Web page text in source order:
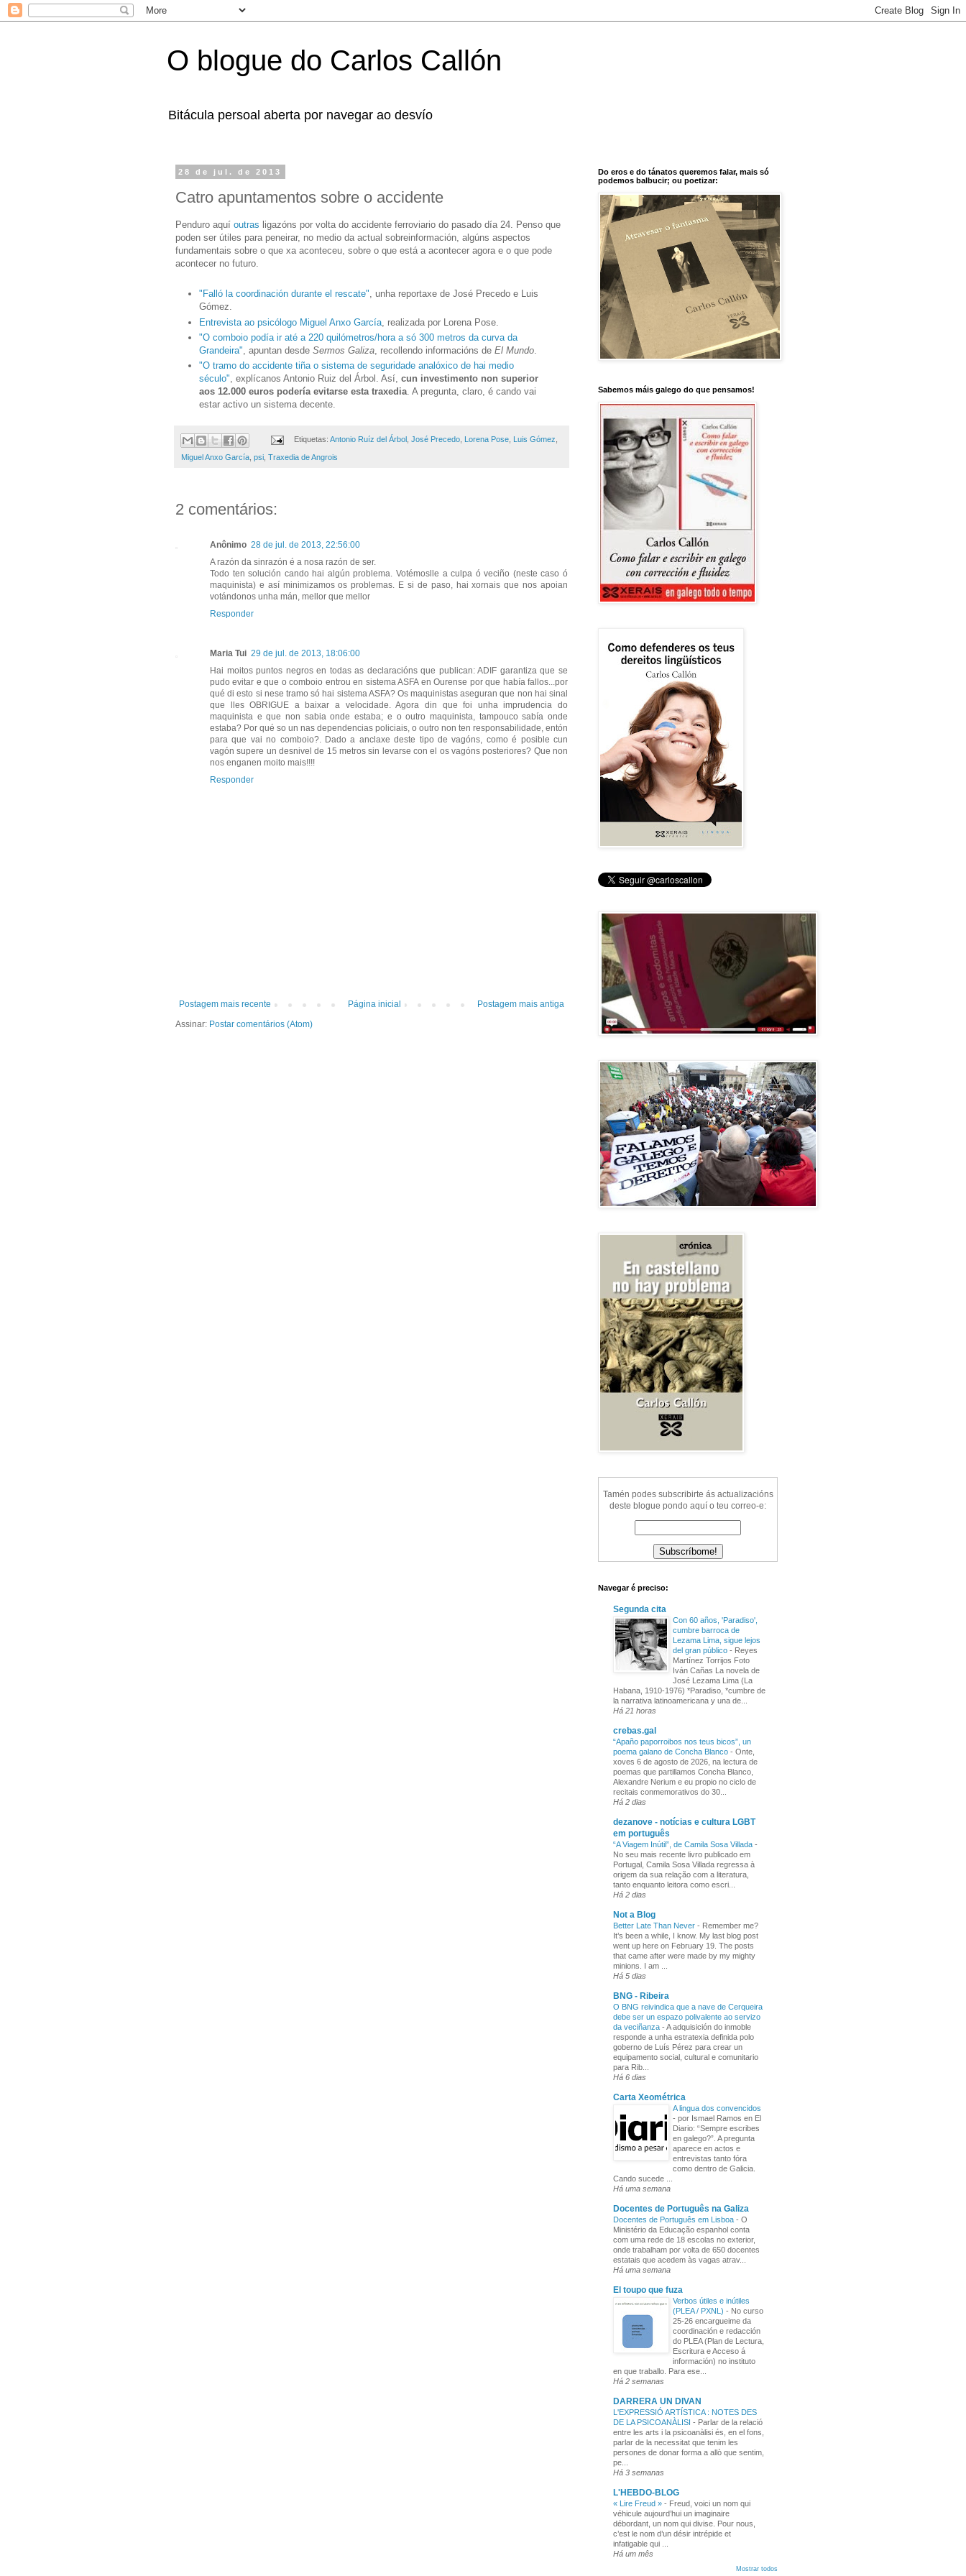
O blogue do Carlos Callón
Bitácula persoal aberta por navegar ao desvío
28 de jul. de 2013
Catro apuntamentos sobre o accidente
Penduro aquí outras ligazóns por volta do accidente ferroviario do pasado día 24. Penso que
poden ser útiles para peneirar, no medio da actual sobreinformación, algúns aspectos
fundamentais sobre o que xa aconteceu, sobre o que está a acontecer agora e o que pode
acontecer no futuro.
"Falló la coordinación durante el rescate", unha reportaxe de José Precedo e Luis
Gómez.
Entrevista ao psicólogo Miguel Anxo García , realizada por Lorena Pose.
"O comboio podía ir até a 220 quilómetros/hora a só 300 metros da curva da
Grandeira" , apuntan desde Sermos Galiza , recollendo informacións de El Mundo
"O tramo do accidente tiña o sistema de seguridade analóxico de hai medio
século", explícanos Antonio Ruiz del Árbol. Así, cun investimento non superior
aos 12.000 euros podería evitarse esta traxedia. A pregunta, claro, é cando vai
estar activo un sistema decente.
Etiquetas: Antonio Ruíz del Árbol José Precedo, Lorena Pose, Luis Gómez
Miguel Anxo García psi Traxedia de Angrois
2 comentários:
Anônimo 28 de jul. de 2013, 22:56:00
A razón da sinrazón é a nosa razón de ser.
Todo ten solución cando hai algún problema. Votémoslle a culpa ó veciño (neste caso ó
maquinista) e así minimizamos os problemas. E si de paso, hai xornais que nos apoian
votándonos unha mán, mellor que mellor
Responder
Maria Tui 29 de jul. de 2013, 18:06:00
Hai moitos puntos negros en todas as declaracións que publican: ADIF garantiza que se
pudo evitar e que o comboio entrou en sistema ASFA en Ourense por que había fallos...por
qué di esto si nese tramo só hai sistema ASFA? Os maquinistas aseguran que non hai sinal
que lles OBRIGUE a baixar a velocidade. Agora din que foi unha imprudencia do
maquinista e que non sabia onde estaba; e o outro maquinista, tampouco sabía onde
estaba? Por qué so un nas dependencias policiais, o outro non ten responsabilidade, entón
para que vai no comboio?. Dado a anclaxe deste tipo de vagóns, como é posible cun
vagón supere un desnivel de 15 metros sin levarse con el os vagóns posteriores? Que non
nos enganen moito mais!!!!
Responder
Postagem mais recente Postagem mais antiga
Página inicial
Assinar: Postar comentários (Atom)
Do eros e do tánatos queremos falar, mais só
podemos balbucir; ou poetizar:
Sabemos máis galego do que pensamos!
Tamén podes subscribirte ás actualizacións
deste blogue pondo aquí o teu correo-e:
Navegar é preciso:
Segunda cita
Con 60 años, 'Paradiso',
cumbre barroca de
Lezama Lima, sigue lejos
del gran público - Reyes
Martínez Torrijos Foto
Iván Cañas La novela de
José Lezama Lima (La
Habana, 1910-1976) *Paradiso, *cumbre de
la narrativa latinoamericana y una de...
Há 21 horas
crebas.gal
“Apaño paporroibos nos teus bicos”, un
poema galano de Concha Blanco - Onte,
xoves 6 de agosto de 2026, na lectura de
poemas que partillamos Concha Blanco,
Alexandre Nerium e eu propio no ciclo de
recitais conmemorativos do 30...
Há 2 dias
dezanove - notícias e cultura LGBT
em português
“A Viagem Inútil”, de Camila Sosa Villada -
No seu mais recente livro publicado em
Portugal, Camila Sosa Villada regressa à
origem da sua relação com a literatura,
tanto enquanto leitora como escri...
Há 2 dias
Not a Blog
Better Late Than Never - Remember me?
It’s been a while, I know. My last blog post
went up here on February 19. The posts
that came after were made by my mighty
minions. I am ...
Há 5 dias
BNG - Ribeira
O BNG reivindica que a nave de Cerqueira
debe ser un espazo polivalente ao servizo
da veciñanza - A adquisición do inmoble
responde a unha estratexia definida polo
goberno de Luís Pérez para crear un
equipamento social, cultural e comunitario
para Rib...
Há 6 dias
Carta Xeométrica
A lingua dos convencidos
- por Ismael Ramos en El
Diario: “Sempre escribes
en galego?”. A pregunta
aparece en actos e
entrevistas tanto fóra
como dentro de Galicia.
Cando sucede ...
Há uma semana
Docentes de Português na Galiza
Docentes de Português em Lisboa - O
Ministério da Educação espanhol conta
com uma rede de 18 escolas no exterior,
onde trabalham por volta de 650 docentes
estatais que acedem às vagas atrav...
Há uma semana
El toupo que fuza
Verbos útiles e inútiles
(PLEA / PXNL) - No curso
25-26 encargueime da
coordinación e redacción
do PLEA (Plan de Lectura,
Escritura e Acceso á
información) no instituto
en que traballo. Para ese...
Há 2 semanas
DARRERA UN DIVAN
L'EXPRESSIÓ ARTÍSTICA : NOTES DES
DE LA PSICOANÀLISI - Parlar de la relació
entre les arts i la psicoanàlisi és, en el fons,
parlar de la necessitat que tenim les
persones de donar forma a allò que sentim,
pe...
Há 3 semanas
L'HEBDO-BLOG
« Lire Freud » - Freud, voici un nom qui
véhicule aujourd’hui un imaginaire
débordant, un nom qui divise. Pour nous,
c’est le nom d’un désir intrépide et
infatigable qui ...
Há um mês
Mostrar todos